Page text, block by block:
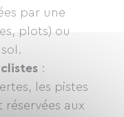
par une
plots) ou
:
les pistes
aux